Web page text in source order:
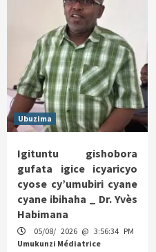
Ubuzima
Igituntu gishobora
gufata igice icyaricyo
cyose cy’umubiri cyane
cyane ibihaha _ Dr. Yvès
Habimana
05/08/ 2026 @ 3:56:34 PM
Umukunzi Médiatrice